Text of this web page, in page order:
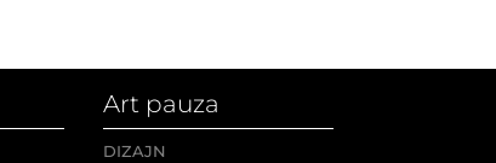
Art pauza
DIZAJN